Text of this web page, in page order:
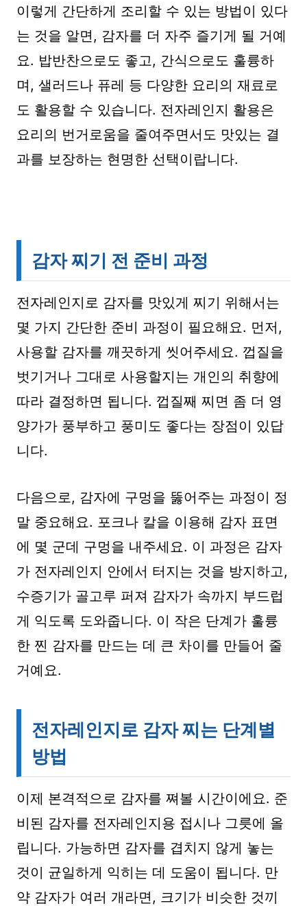
이렇게 간단하게 조리할 수 있는 방법이 있다
는 것을 알면, 감자를 더 자주 즐기게 될 거예
요. 밥반찬으로도 좋고, 간식으로도 훌륭하
며, 샐러드나 퓨레 등 다양한 요리의 재료로
도 활용할 수 있습니다. 전자레인지 활용은
요리의 번거로움을 줄여주면서도 맛있는 결
과를 보장하는 현명한 선택이랍니다.
감자 찌기 전 준비 과정
전자레인지로 감자를 맛있게 찌기 위해서는
몇 가지 간단한 준비 과정이 필요해요. 먼저,
사용할 감자를 깨끗하게 씻어주세요. 껍질을
벗기거나 그대로 사용할지는 개인의 취향에
따라 결정하면 됩니다. 껍질째 찌면 좀 더 영
양가가 풍부하고 풍미도 좋다는 장점이 있답
니다.
다음으로, 감자에 구멍을 뚫어주는 과정이 정
말 중요해요. 포크나 칼을 이용해 감자 표면
에 몇 군데 구멍을 내주세요. 이 과정은 감자
가 전자레인지 안에서 터지는 것을 방지하고,
수증기가 골고루 퍼져 감자가 속까지 부드럽
게 익도록 도와줍니다. 이 작은 단계가 훌륭
한 찐 감자를 만드는 데 큰 차이를 만들어 줄
거예요.
전자레인지로 감자 찌는 단계별
방법
이제 본격적으로 감자를 쪄볼 시간이에요. 준
비된 감자를 전자레인지용 접시나 그릇에 올
립니다. 가능하면 감자를 겹치지 않게 놓는
것이 균일하게 익히는 데 도움이 됩니다. 만
약 감자가 여러 개라면, 크기가 비슷한 것끼